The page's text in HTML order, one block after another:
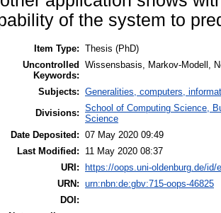
of the system to
Item Type: Thesis (PhD)
Uncontrolled
Keywords:
Wissensbasis, Markov-Modell,
Subjects: Generalities, computers,
Divisions: School of Computing Science,
Science
Date Deposited: 07 May 2020 09:49
Last Modified:
11 May 2020 08:37
URI:
https://oops.uni-oldenburg.de/id/
URN: urn:nbn:de:gbv:715-oops-46825
DOI: